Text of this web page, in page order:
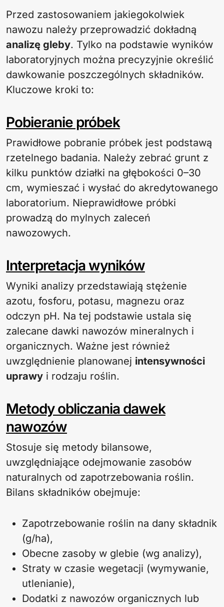
Przed zastosowaniem jakiegokolwiek
nawozu należy przeprowadzić dokładną
analizę gleby. Tylko na podstawie wyników
laboratoryjnych można precyzyjnie określić
dawkowanie poszczególnych składników.
Kluczowe kroki to:
Pobieranie próbek
Prawidłowe pobranie próbek jest podstawą
rzetelnego badania. Należy zebrać grunt z
kilku punktów działki na głębokości 0–30
cm, wymieszać i wysłać do akredytowanego
laboratorium. Nieprawidłowe próbki
prowadzą do mylnych zaleceń
nawozowych.
Interpretacja wyników
Wyniki analizy przedstawiają stężenie
azotu, fosforu, potasu, magnezu oraz
odczyn pH. Na tej podstawie ustala się
zalecane dawki nawozów mineralnych i
organicznych. Ważne jest również
uwzględnienie planowanej intensywności
uprawy i rodzaju roślin.
Metody obliczania dawek
nawozów
Stosuje się metody bilansowe,
uwzględniające odejmowanie zasobów
naturalnych od zapotrzebowania roślin.
Bilans składników obejmuje:
Zapotrzebowanie roślin na dany składnik
(g/ha),
Obecne zasoby w glebie (wg analizy),
Straty w czasie wegetacji (wymywanie,
utlenianie),
Dodatki z nawozów organicznych lub